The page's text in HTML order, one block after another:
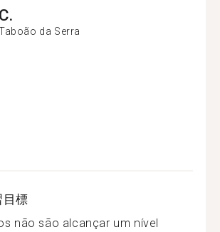
C.
da Serra
目標
não são alcançar um nível